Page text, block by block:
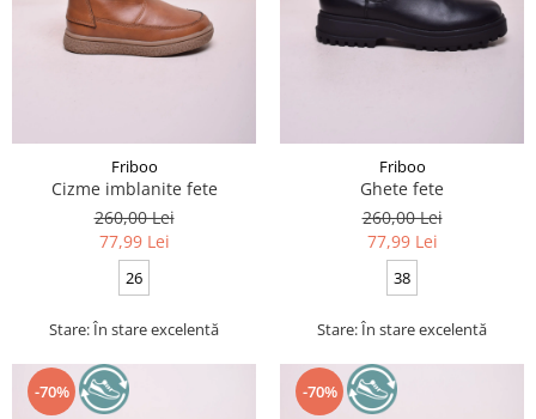
Friboo
Cizme imblanite fete
260,00 Lei
77,99 Lei
26
Stare: În stare excelentă
Friboo
Ghete fete
260,00 Lei
77,99 Lei
38
Stare: În stare excelentă
-70% -70%